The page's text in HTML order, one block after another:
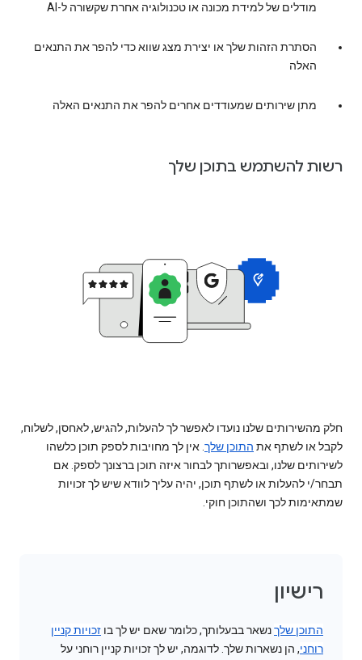
מודלים של למידת מכונה או טכנולוגיה אחרת שקשורה ל-AI‏
הסתרת הזהות שלך או יצירת מצג שווא כדי להפר את התנאים
האלה
מתן שירותים שמעודדים אחרים להפר את התנאים האלה
רשות להשתמש בתוכן שלך
חלק מהשירותים שלנו נועדו לאפשר לך להעלות, להגיש, לאחסן, לשלוח,
לקבל או לשתף את התוכן שלך. אין לך מחויבות לספק תוכן כלשהו
לשירותים שלנו, ובאפשרותך לבחור איזה תוכן ברצונך לספק. אם
תבחר/י להעלות או לשתף תוכן, יהיה עליך לוודא שיש לך זכויות
שמתאימות לכך ושהתוכן חוקי.
רישיון
התוכן שלךנשאר בבעלותך, כלומר שאם יש לך בו זכויות קניין
רוחני, הן נשארות שלך. לדוגמה, יש לך זכויות קניין רוחני על